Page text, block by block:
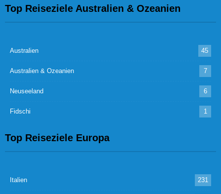
Top Reiseziele Australien & Ozeanien
Australien 45
Australien & Ozeanien 7
Neuseeland 6
Fidschi 1
Top Reiseziele Europa
Italien 231